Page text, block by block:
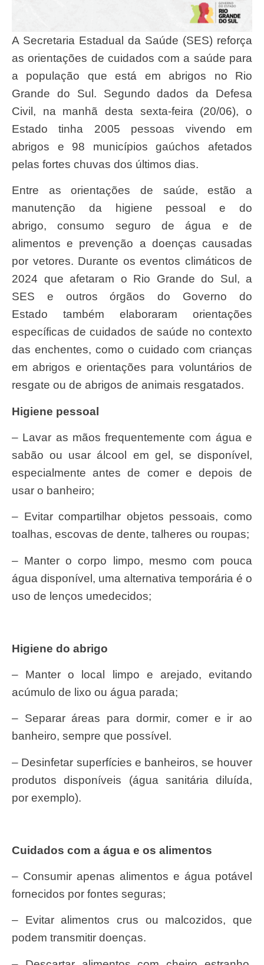
A Secretaria Estadual da Saúde (SES) reforça
as orientações de cuidados com a saúde para
a população que está em abrigos no Rio
Grande do Sul. Segundo dados da Defesa
Civil, na manhã desta sexta-feira (20/06), o
Estado tinha 2005 pessoas vivendo em
abrigos e 98 municípios gaúchos afetados
pelas fortes chuvas dos últimos dias.
Entre as orientações de saúde, estão a
manutenção da higiene pessoal e do
abrigo, consumo seguro de água e de
alimentos e prevenção a doenças causadas
por vetores. Durante os eventos climáticos de
2024 que afetaram o Rio Grande do Sul, a
SES e outros órgãos do Governo do
Estado também elaboraram orientações
específicas de cuidados de saúde no contexto
das enchentes, como o cuidado com crianças
em abrigos e orientações para voluntários de
resgate ou de abrigos de animais resgatados.
Higiene pessoal
– Lavar as mãos frequentemente com água e
sabão ou usar álcool em gel, se disponível,
especialmente antes de comer e depois de
usar o banheiro;
– Evitar compartilhar objetos pessoais, como
toalhas, escovas de dente, talheres ou roupas;
– Manter o corpo limpo, mesmo com pouca
água disponível, uma alternativa temporária é o
uso de lenços umedecidos;
Higiene do abrigo
– Manter o local limpo e arejado, evitando
acúmulo de lixo ou água parada;
– Separar áreas para dormir, comer e ir ao
banheiro, sempre que possível.
– Desinfetar superfícies e banheiros, se houver
produtos disponíveis (água sanitária diluída,
por exemplo).
Cuidados com a água e os alimentos
– Consumir apenas alimentos e água potável
fornecidos por fontes seguras;
– Evitar alimentos crus ou malcozidos, que
podem transmitir doenças.